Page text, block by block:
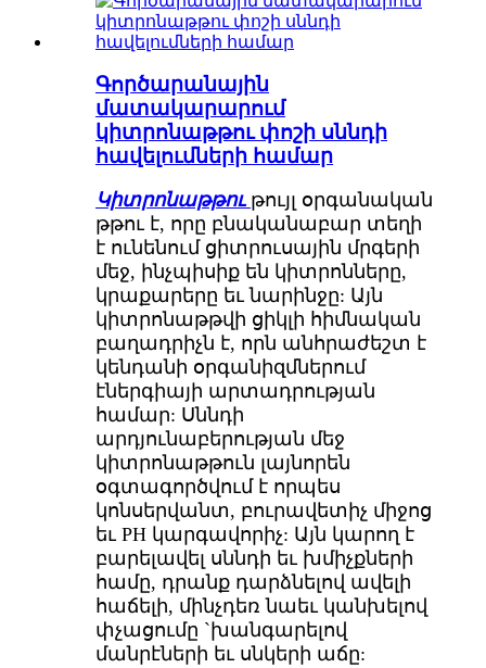
Գործարանային
մատակարարում
կիտրոնաթթու փոշի սննդի
հավելումների համար
Կիտրոնաթթու թույլ օրգանական
թթու է, որը բնականաբար տեղի
է ունենում ցիտրուսային մրգերի
մեջ, ինչպիսիք են կիտրոնները,
կրաքարերը եւ նարինջը: Այն
կիտրոնաթթվի ցիկլի հիմնական
բաղադրիչն է, որն անհրաժեշտ է
կենդանի օրգանիզմներում
էներգիայի արտադրության
համար: Սննդի
արդյունաբերության մեջ
կիտրոնաթթուն լայնորեն
օգտագործվում է որպես
կոնսերվանտ, բուրավետիչ միջոց
եւ PH կարգավորիչ: Այն կարող է
բարելավել սննդի եւ խմիչքների
համը, դրանք դարձնելով ավելի
հաճելի, մինչդեռ նաեւ կանխելով
փչացումը `խանգարելով
մանրէների եւ սնկերի աճը: